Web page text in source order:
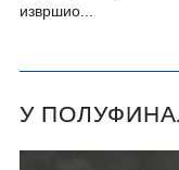
извршио...
У